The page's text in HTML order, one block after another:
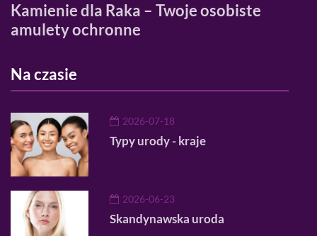
Kamienie dla Raka – Twoje osobiste
amulety ochronne
Na czasie
2026-07-18
Typy urody - kraje
2026-06-23
Skandynawska uroda